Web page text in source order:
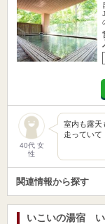
40代 女
性
室内も露天
走っていて
関連情報から探す
いこいの湯宿 い